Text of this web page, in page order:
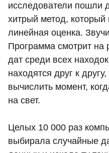
исследователи пошли
хитрый метод, который
линейная оценка.
Программа смотрит на
дат среди всех
находятся друг к
вычислить момент,
на свет.
Целых 10 000 раз
выбирала случайные